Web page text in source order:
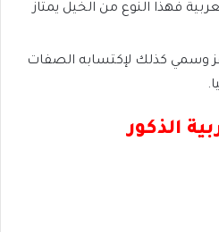
فهذا النوع من الخيل يمتاز
وسمي كذلك لإكتسابه الصفات
الذكور